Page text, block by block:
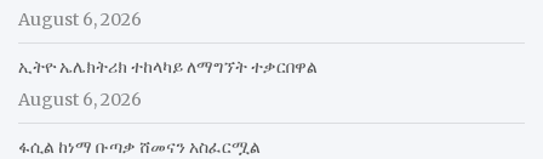
August 6, 2026
ኢትዮ ኤሌክትሪክ ተከላካይ ለማግኘት ተቃርበዋል
August 6, 2026
ፋሲል ከነማ ቡጣቃ ሸመናን አስፈርሟል